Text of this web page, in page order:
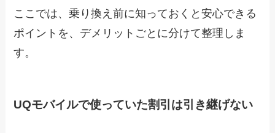
ここでは、乗り換え前に知っておくと安心できる
ポイントを、デメリットごとに分けて整理しま
す。
UQモバイルで使っていた割引は引き継げない